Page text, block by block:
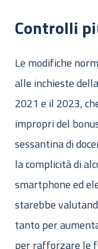
Controlli
Le modifiche
alle inchieste
2021 e il 2023,
impropri del
sessantina di
la complicità di
smartphone ed
starebbe
tanto per
per rafforzare le